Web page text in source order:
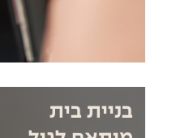
בניית בית